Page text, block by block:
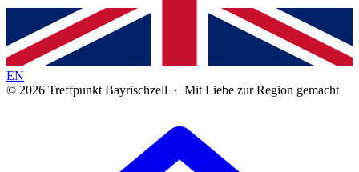
EN
© 2026 Treffpunkt Bayrischzell · Mit Liebe zur Region gemacht